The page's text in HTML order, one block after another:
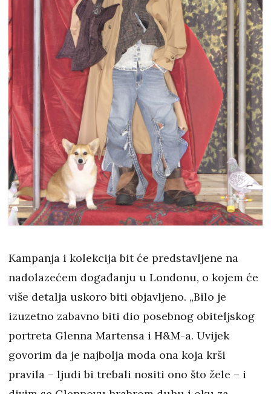
Kampanja i kolekcija bit će predstavljene na
nadolazećem događanju u Londonu, o kojem će
više detalja uskoro biti objavljeno. „Bilo je
izuzetno zabavno biti dio posebnog obiteljskog
portreta Glenna Martensa i H&M-a. Uvijek
govorim da je najbolja moda ona koja krši
pravila – ljudi bi trebali nositi ono što žele – i